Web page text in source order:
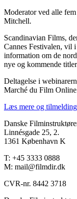
Moderator ved alle
Mitchell.
Scandinavian Films,
Cannes Festivalen, vil
information om de
nye og kommende
Deltagelse i
Marché du Film
Læs mere og tilmelding
Danske
Linnésgade 25, 2.
1361 København K
T: +45 3333 0888
M: mail@filmdir.dk
CVR-nr. 8442 3718